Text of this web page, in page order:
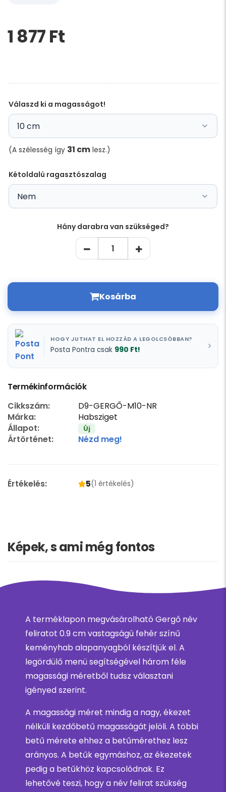
Kérem,
hagyja
1 877 Ft‎
Válaszd ki a magasságot!
(A szélesség így 31 cm lesz.)
Kétoldalú ragasztószalag
Hány darabra van szükséged?
Kosárba
HOGY JUTHAT EL HOZZÁD A LEGOLCSÓBBAN?
Posta Pontra csak 990 Ft!
Termékinformációk
Cikkszám:
D9-GERGŐ-M10-NR
Márka:
Habsziget
Állapot:
Új
Ártörténet: Nézd meg!
Értékelés: 5(1 értékelés)
Képek, s ami még fontos
A terméklapon megvásárolható Gergő név
feliratot 0.9 cm vastagságú fehér színű
keményhab alapanyagból készítjük el. A
legördülő menü segítségével három féle
magassági méretből tudsz választani
igényed szerint.
A magassági méret mindig a nagy, ékezet
nélküli kezdőbetű magasságát jelöli. A többi
betű mérete ehhez a betűmérethez lesz
arányos. A betűk egymáshoz, az ékezetek
pedig a betűkhöz kapcsolódnak. Ez
lehetővé teszi, hogy a név felirat szükség